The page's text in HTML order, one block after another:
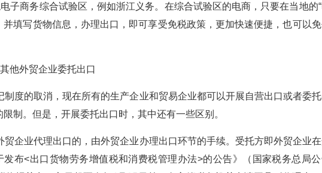
子商务综合试验区，例如浙江义务。在综合试验区的电商，只要在当地的
填写货物信息，办理出口，即可享受免税政策，更加快速便捷，也可以
他外贸企业委托出口
度的取消，现在所有的生产企业和贸易企业都可以开展自营出口或者委托
制。但是，开展委托出口时，其中还有一些区别。
企业代理出口的，由外贸企业办理出口环节的手续。受托方即外贸企业
布<出口货物劳务增值税和消费税管理办法>的公告》（国家税务总局